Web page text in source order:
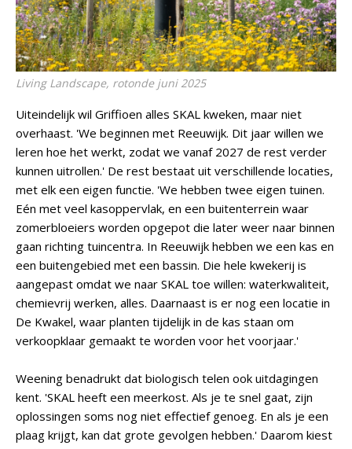
Living Landscape, rotonde juni 2025
Uiteindelijk wil Griffioen alles SKAL kweken, maar niet
overhaast. 'We beginnen met Reeuwijk. Dit jaar willen we
leren hoe het werkt, zodat we vanaf 2027 de rest verder
kunnen uitrollen.' De rest bestaat uit verschillende locaties,
met elk een eigen functie. 'We hebben twee eigen tuinen.
Eén met veel kasoppervlak, en een buitenterrein waar
zomerbloeiers worden opgepot die later weer naar binnen
gaan richting tuincentra. In Reeuwijk hebben we een kas en
een buitengebied met een bassin. Die hele kwekerij is
aangepast omdat we naar SKAL toe willen: waterkwaliteit,
chemievrij werken, alles. Daarnaast is er nog een locatie in
De Kwakel, waar planten tijdelijk in de kas staan om
verkoopklaar gemaakt te worden voor het voorjaar.'
Weening benadrukt dat biologisch telen ook uitdagingen
kent. 'SKAL heeft een meerkost. Als je te snel gaat, zijn
oplossingen soms nog niet effectief genoeg. En als je een
plaag krijgt, kan dat grote gevolgen hebben.' Daarom kiest